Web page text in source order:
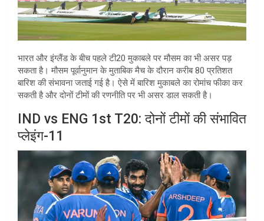
भारत और इंग्लैंड के बीच पहले टी20 मुकाबले पर मौसम का भी असर पड़
सकता है। मौसम पूर्वानुमान के मुताबिक मैच के दौरान करीब 80 प्रतिशत
बारिश की संभावना जताई गई है। ऐसे में बारिश मुकाबले का रोमांच फीका कर
सकती है और दोनों टीमों की रणनीति पर भी असर डाल सकती है।
IND vs ENG 1st T20: दोनों टीमों की संभावित
प्लेइंग-11